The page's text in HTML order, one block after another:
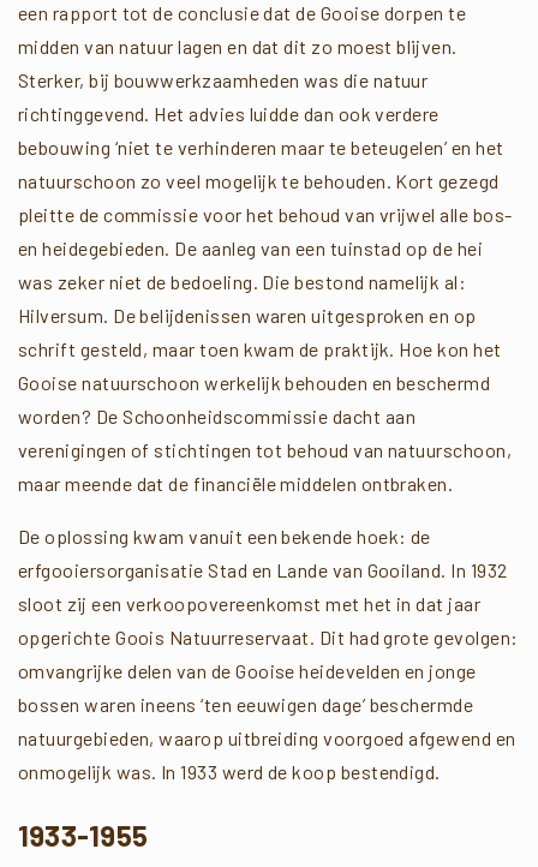
een rapport tot de conclusie dat de Gooise dorpen te
midden van natuur lagen en dat dit zo moest blijven.
Sterker, bij bouwwerkzaamheden was die natuur
richtinggevend. Het advies luidde dan ook verdere
bebouwing ‘niet te verhinderen maar te beteugelen’ en het
natuurschoon zo veel mogelijk te behouden. Kort gezegd
pleitte de commissie voor het behoud van vrijwel alle bos-
en heidegebieden. De aanleg van een tuinstad op de hei
was zeker niet de bedoeling. Die bestond namelijk al:
Hilversum. De belijdenissen waren uitgesproken en op
schrift gesteld, maar toen kwam de praktijk. Hoe kon het
Gooise natuurschoon werkelijk behouden en beschermd
worden? De Schoonheidscommissie dacht aan
verenigingen of stichtingen tot behoud van natuurschoon,
maar meende dat de financiële middelen ontbraken.
De oplossing kwam vanuit een bekende hoek: de
erfgooiersorganisatie Stad en Lande van Gooiland. In 1932
sloot zij een verkoopovereenkomst met het in dat jaar
opgerichte Goois Natuurreservaat. Dit had grote gevolgen:
omvangrijke delen van de Gooise heidevelden en jonge
bossen waren ineens ‘ten eeuwigen dage’ beschermde
natuurgebieden, waarop uitbreiding voorgoed afgewend en
onmogelijk was. In 1933 werd de koop bestendigd.
1933-1955